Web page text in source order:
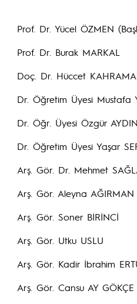
Prof. Dr. Yücel ÖZMEN
Prof. Dr. Burak MARKAL
Doç. Dr. Hüccet
Dr. Öğretim Üyesi Mustafa
Dr. Öğr. Üyesi Özgür AYDIN
Dr. Öğretim Üyesi Yaşar
Arş. Gör. Dr. Mehmet
Arş. Gör. Aleyna AĞIRMAN
Arş. Gör. Soner BİRİNCİ
Arş. Gör. Utku USLU
Arş. Gör. Kadir İbrahim
Arş. Gör. Cansu AY GÖKÇE